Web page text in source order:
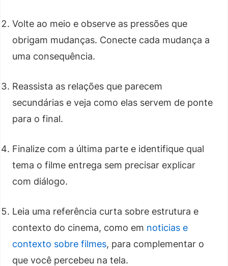
Volte ao meio e observe as pressões que
obrigam mudanças. Conecte cada mudança a
uma consequência.
Reassista as relações que parecem
secundárias e veja como elas servem de ponte
para o final.
Finalize com a última parte e identifique qual
tema o filme entrega sem precisar explicar
com diálogo.
Leia uma referência curta sobre estrutura e
contexto do cinema, como em noticias e
contexto sobre filmes, para complementar o
que você percebeu na tela.